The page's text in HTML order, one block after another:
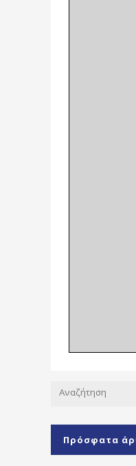
Πρόσφατα